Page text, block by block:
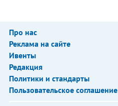
Про нас
Реклама на сайте
Ивенты
Редакция
Политики и стандарты
Пользовательское соглашение